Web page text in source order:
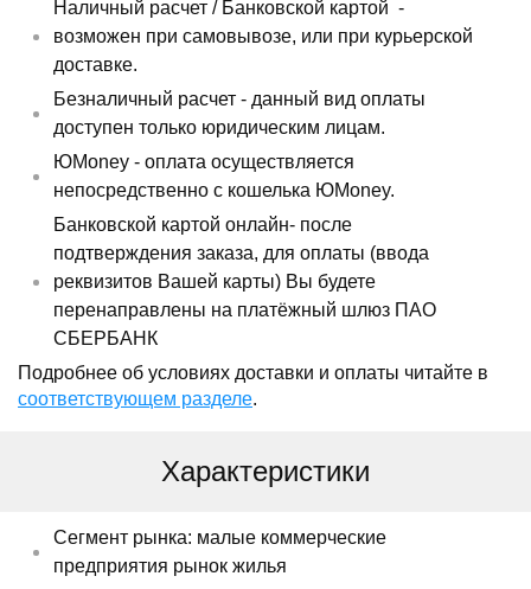
Наличный расчет / Банковской картой -
возможен при самовывозе, или при курьерской
доставке.
Безналичный расчет - данный вид оплаты
доступен только юридическим лицам.
ЮMoney - оплата осуществляется
непосредственно с кошелька ЮMoney.
Банковской картой онлайн- после
подтверждения заказа, для оплаты (ввода
реквизитов Вашей карты) Вы будете
перенаправлены на платёжный шлюз ПАО
СБЕРБАНК
Подробнее об условиях доставки и оплаты читайте в
соответствующем разделе.
Характеристики
Сегмент рынка: малые коммерческие
предприятия рынок жилья